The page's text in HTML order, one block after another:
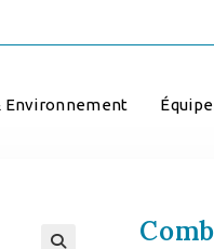
Environnement